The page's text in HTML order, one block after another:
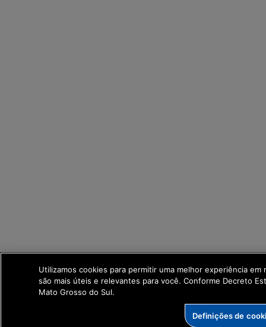
Utilizamos cookies para permitir uma melhor experiência
são mais úteis e relevantes para você. Conforme Decreto
Mato Grosso do Sul.
Definições de